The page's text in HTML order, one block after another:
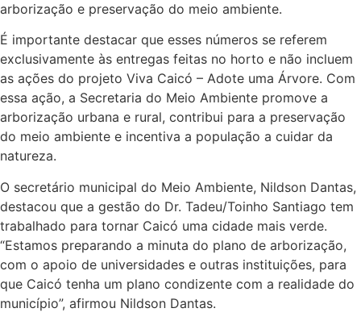
arborização e preservação do meio ambiente.
É importante destacar que esses números se referem
exclusivamente às entregas feitas no horto e não incluem
as ações do projeto Viva Caicó – Adote uma Árvore. Com
essa ação, a Secretaria do Meio Ambiente promove a
arborização urbana e rural, contribui para a preservação
do meio ambiente e incentiva a população a cuidar da
natureza.
O secretário municipal do Meio Ambiente, Nildson Dantas,
destacou que a gestão do Dr. Tadeu/Toinho Santiago tem
trabalhado para tornar Caicó uma cidade mais verde.
“Estamos preparando a minuta do plano de arborização,
com o apoio de universidades e outras instituições, para
que Caicó tenha um plano condizente com a realidade do
município”, afirmou Nildson Dantas.